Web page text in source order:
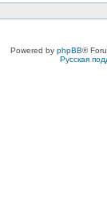
Powered by phpBB®
Русская